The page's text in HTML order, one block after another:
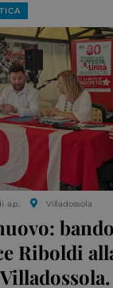
a.p. Villadossola
Riboldi